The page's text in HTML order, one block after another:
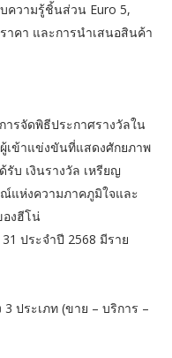
ความรู้ชิ้นส่วน Euro 5,
าคา และการนำเสนอสินค้า
รจัดพิธีประกาศรางวัลใน
เข้าแข่งขันที่แสดงศักยภาพ
บ เงินรางวัล เหรียญ
แห่งความภาคภูมิใจและ
งฮีโน่
ประจำปี 2568 มีราย
ประเภท (ขาย – บริการ –